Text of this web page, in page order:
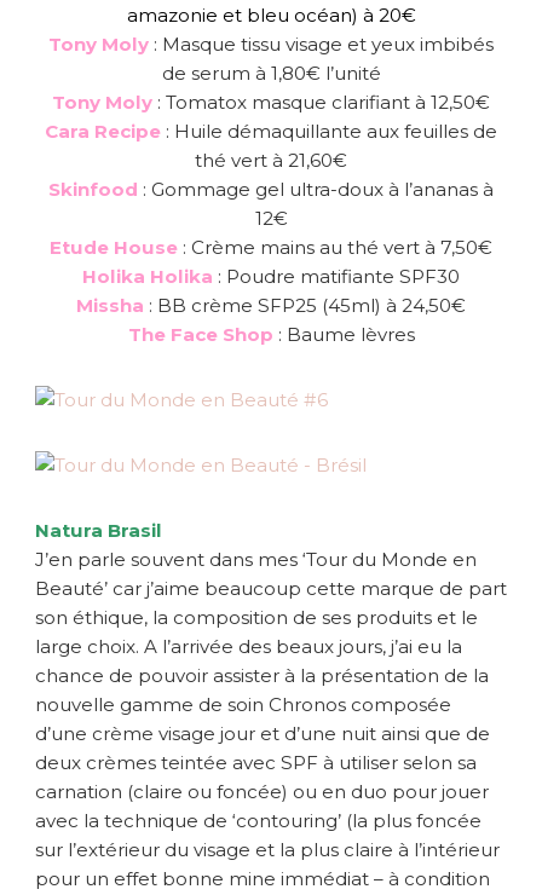
amazonie et bleu océan) à 20€
Tony Moly : Masque tissu visage et yeux imbibés
de serum à 1,80€ l’unité
Tony Moly : Tomatox masque clarifiant à 12,50€
Cara Recipe : Huile démaquillante aux feuilles de
thé vert à 21,60€
Skinfood : Gommage gel ultra-doux à l’ananas à
12€
Etude House : Crème mains au thé vert à 7,50€
Holika Holika : Poudre matifiante SPF30
Missha : BB crème SFP25 (45ml) à 24,50€
The Face Shop : Baume lèvres
Natura Brasil
J’en parle souvent dans mes ‘Tour du Monde en
Beauté’ car j’aime beaucoup cette marque de part
son éthique, la composition de ses produits et le
large choix. A l’arrivée des beaux jours, j’ai eu la
chance de pouvoir assister à la présentation de la
nouvelle gamme de soin Chronos composée
d’une crème visage jour et d’une nuit ainsi que de
deux crèmes teintée avec SPF à utiliser selon sa
carnation (claire ou foncée) ou en duo pour jouer
avec la technique de ‘contouring’ (la plus foncée
sur l’extérieur du visage et la plus claire à l’intérieur
pour un effet bonne mine immédiat – à condition